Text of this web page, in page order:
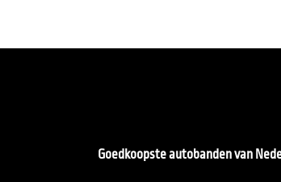
Goedkoopste autobanden van